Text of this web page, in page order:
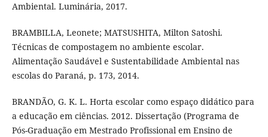
Ambiental. Luminária, 2017.
BRAMBILLA, Leonete; MATSUSHITA, Milton Satoshi.
Técnicas de compostagem no ambiente escolar.
Alimentação Saudável e Sustentabilidade Ambiental nas
escolas do Paraná, p. 173, 2014.
BRANDÃO, G. K. L. Horta escolar como espaço didático para
a educação em ciências. 2012. Dissertação (Programa de
Pós-Graduação em Mestrado Profissional em Ensino de